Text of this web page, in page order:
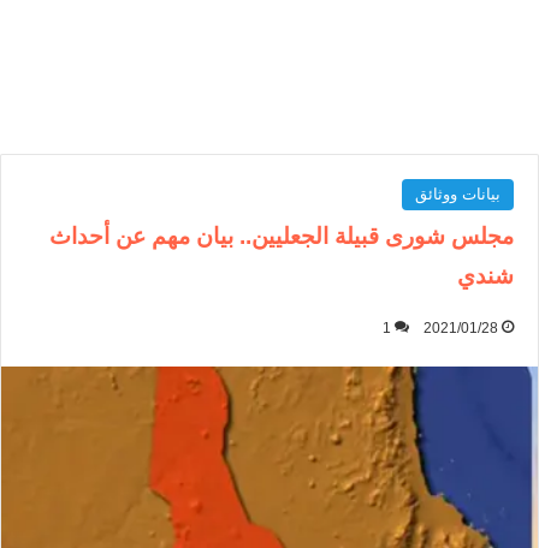
بيانات ووثائق
مجلس شوری قبیلة الجعلیین.. بیان مهم عن أحداث
شندي
2021/01/28
1